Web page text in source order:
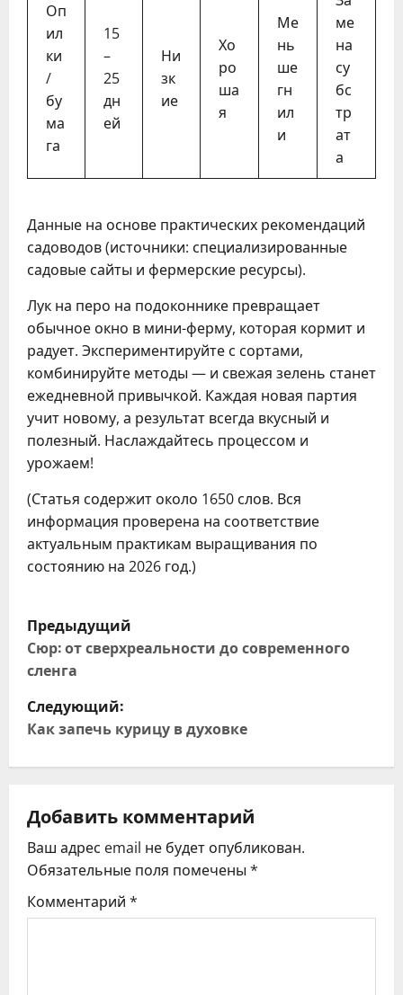
Оп
ил
ки
/
бу
ма
га
15
–
25
дн
ей
Ни
зк
ие
Хо
ро
ша
я
Ме
нь
ше
гн
ил
и
ме
на
су
бс
тр
ат
а
Данные на основе практических рекомендаций
садоводов (источники: специализированные
садовые сайты и фермерские ресурсы).
Лук на перо на подоконнике превращает
обычное окно в мини-ферму, которая кормит и
радует. Экспериментируйте с сортами,
комбинируйте методы — и свежая зелень станет
ежедневной привычкой. Каждая новая партия
учит новому, а результат всегда вкусный и
полезный. Наслаждайтесь процессом и
урожаем!
(Статья содержит около 1650 слов. Вся
информация проверена на соответствие
актуальным практикам выращивания по
состоянию на 2026 год.)
Н
а
в
и
г
а
ц
и
я
Предыдущий
Сюр: от сверхреальности до современного
сленга
Следующий:
Как запечь курицу в духовке
Добавить комментарий
Ваш адрес email не будет опубликован.
Обязательные поля помечены *
Комментарий *